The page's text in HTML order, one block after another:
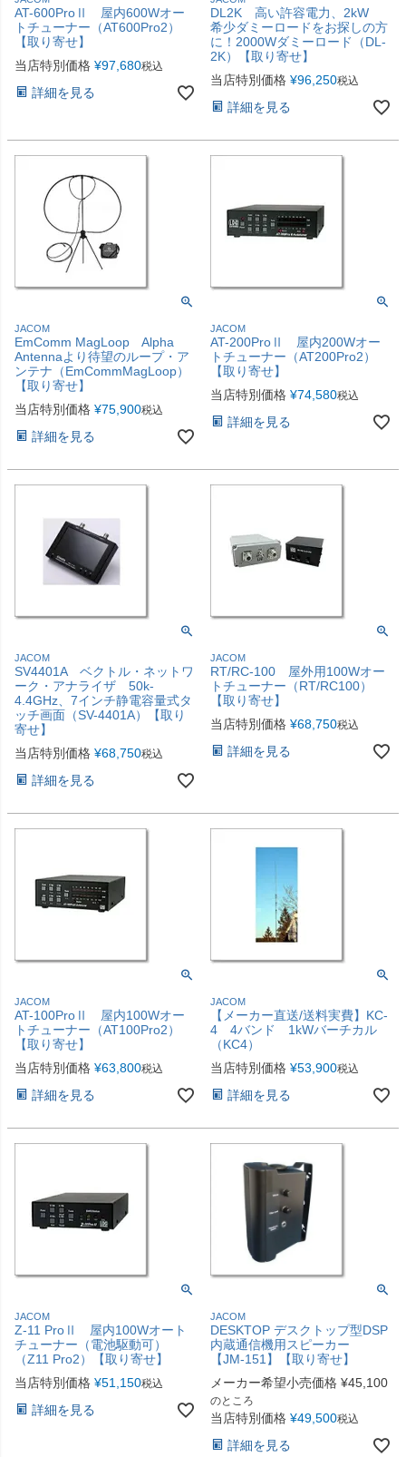
AT-600ProⅡ 屋内600Wオー
トチューナー（AT600Pro2）
【取り寄せ】
当店特別価格 ¥97,680税込
詳細を見る
DL2K 高い許容電力、2kW
希少ダミーロードをお探しの方
に！2000Wダミーロード（DL-
2K）【取り寄せ】
当店特別価格 ¥96,250税込
詳細を見る
JACOM
EmComm MagLoop Alpha
Antennaより待望のループ・ア
ンテナ（EmCommMagLoop）
【取り寄せ】
当店特別価格 ¥75,900税込
詳細を見る
JACOM
AT-200ProⅡ 屋内200Wオー
トチューナー（AT200Pro2）
【取り寄せ】
当店特別価格 ¥74,580税込
詳細を見る
JACOM
SV4401A ベクトル・ネットワ
ーク・アナライザ 50k-
4.4GHz、7インチ静電容量式タ
ッチ画面（SV-4401A）【取り
寄せ】
当店特別価格 ¥68,750税込
詳細を見る
JACOM
RT/RC-100 屋外用100Wオー
トチューナー（RT/RC100）
【取り寄せ】
当店特別価格 ¥68,750税込
詳細を見る
JACOM
AT-100ProⅡ 屋内100Wオー
トチューナー（AT100Pro2）
【取り寄せ】
当店特別価格 ¥63,800税込
詳細を見る
JACOM
【メーカー直送/送料実費】KC-
4 4バンド 1kWバーチカル
（KC4）
当店特別価格 ¥53,900税込
詳細を見る
JACOM
Z-11 ProⅡ 屋内100Wオート
チューナー（電池駆動可）
（Z11 Pro2）【取り寄せ】
当店特別価格 ¥51,150税込
詳細を見る
JACOM
DESKTOP デスクトップ型DSP
内蔵通信機用スピーカー
【JM-151】【取り寄せ】
メーカー希望小売価格 ¥45,100
のところ
当店特別価格 ¥49,500税込
詳細を見る